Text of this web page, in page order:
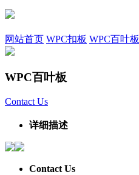
网站首页 WPC扣板 WPC百叶板
WPC百叶板
Contact Us
详细描述
Contact Us